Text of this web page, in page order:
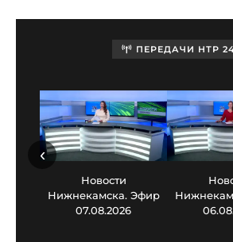
ПЕРЕДАЧИ НТР
Новости
Нижнекамска. Эфир
07.08.2026
‹